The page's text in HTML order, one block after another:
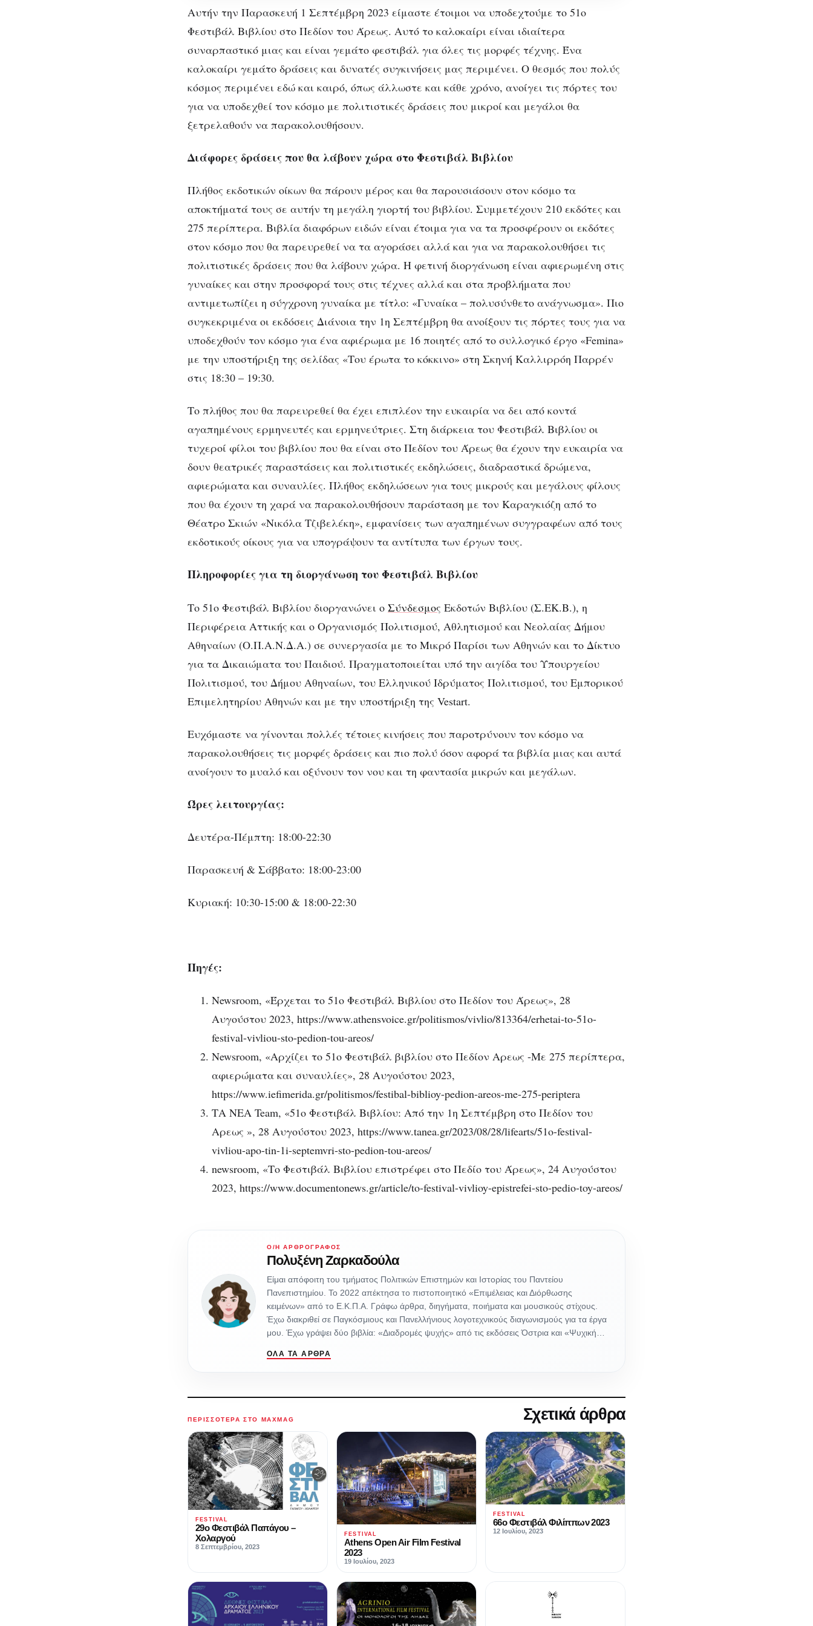
FESTIVAL ΠΟΛΙΤΙΣΜΌΣ
51ο Φεστιβάλ Βιβλίου στο
Πεδίον του Άρεως
Πεδίον
του
Άρεως
Αυτήν την Παρασκευή 1 Σεπτέμβρη 2023 είμαστε έτοιμοι να υποδεχτούμε το 51ο
Φεστιβάλ Βιβλίου στο Πεδίον του Άρεως. Αυτό το καλοκαίρι είναι ιδιαίτερα
συναρπαστικό μιας και είναι γεμάτο φεστιβάλ για όλες τις μορφές τέχνης. Ένα
καλοκαίρι γεμάτο δράσεις και δυνατές συγκινήσεις μας περιμένει. Ο θεσμός που πολύς
κόσμος περιμένει εδώ και καιρό, όπως άλλωστε και κάθε χρόνο, ανοίγει τις πόρτες του
για να υποδεχθεί τον κόσμο με πολιτιστικές δράσεις που μικροί και μεγάλοι θα
ξετρελαθούν να παρακολουθήσουν.
Διάφορες δράσεις που θα λάβουν χώρα στο Φεστιβάλ Βιβλίου
Πλήθος εκδοτικών οίκων θα πάρουν μέρος και θα παρουσιάσουν στον κόσμο τα
αποκτήματά τους σε αυτήν τη μεγάλη γιορτή του βιβλίου. Συμμετέχουν 210 εκδότες και
275 περίπτερα. Βιβλία διαφόρων ειδών είναι έτοιμα για να τα προσφέρουν οι εκδότες
στον κόσμο που θα παρευρεθεί να τα αγοράσει αλλά και για να παρακολουθήσει τις
πολιτιστικές δράσεις που θα λάβουν χώρα. Η φετινή διοργάνωση είναι αφιερωμένη στις
γυναίκες και στην προσφορά τους στις τέχνες αλλά και στα προβλήματα που
αντιμετωπίζει η σύγχρονη γυναίκα με τίτλο: «Γυναίκα – πολυσύνθετο ανάγνωσμα». Πιο
συγκεκριμένα οι εκδόσεις Διάνοια την 1η Σεπτέμβρη θα ανοίξουν τις πόρτες τους για να
υποδεχθούν τον κόσμο για ένα αφιέρωμα με 16 ποιητές από το συλλογικό έργο «Femina»
με την υποστήριξη της σελίδας «Του έρωτα το κόκκινο» στη Σκηνή Καλλιρρόη Παρρέν
στις 18:30 – 19:30.
Το πλήθος που θα παρευρεθεί θα έχει επιπλέον την ευκαιρία να δει από κοντά
αγαπημένους ερμηνευτές και ερμηνεύτριες. Στη διάρκεια του Φεστιβάλ Βιβλίου οι
τυχεροί φίλοι του βιβλίου που θα είναι στο Πεδίον του Άρεως θα έχουν την ευκαιρία να
δουν θεατρικές παραστάσεις και πολιτιστικές εκδηλώσεις, διαδραστικά δρώμενα,
αφιερώματα και συναυλίες. Πλήθος εκδηλώσεων για τους μικρούς και μεγάλους φίλους
που θα έχουν τη χαρά να παρακολουθήσουν παράσταση με τον Καραγκιόζη από το
Θέατρο Σκιών «Νικόλα Τζιβελέκη», εμφανίσεις των αγαπημένων συγγραφέων από τους
εκδοτικούς οίκους για να υπογράψουν τα αντίτυπα των έργων τους.
Πληροφορίες για τη διοργάνωση του Φεστιβάλ Βιβλίου
Το 51ο Φεστιβάλ Βιβλίου διοργανώνει ο Σύνδεσμος Εκδοτών Βιβλίου (Σ.ΕΚ.Β.), η
Περιφέρεια Αττικής και ο Οργανισμός Πολιτισμού, Αθλητισμού και Νεολαίας Δήμου
Αθηναίων (Ο.Π.Α.Ν.Δ.Α.) σε συνεργασία με το Μικρό Παρίσι των Αθηνών και το Δίκτυο
για τα Δικαιώματα του Παιδιού. Πραγματοποιείται υπό την αιγίδα του Υπουργείου
Πολιτισμού, του Δήμου Αθηναίων, του Ελληνικού Ιδρύματος Πολιτισμού, του Εμπορικού
Επιμελητηρίου Αθηνών και με την υποστήριξη της Vestart.
Ευχόμαστε να γίνονται πολλές τέτοιες κινήσεις που παροτρύνουν τον κόσμο να
παρακολουθήσεις τις μορφές δράσεις και πιο πολύ όσον αφορά τα βιβλία μιας και αυτά
ανοίγουν το μυαλό και οξύνουν τον νου και τη φαντασία μικρών και μεγάλων.
Ώρες λειτουργίας:
Δευτέρα-Πέμπτη: 18:00-22:30
Παρασκευή & Σάββατο: 18:00-23:00
Κυριακή: 10:30-15:00 & 18:00-22:30
Πηγές:
Newsroom, «Έρχεται το 51o Φεστιβάλ Βιβλίου στο Πεδίον του Άρεως», 28
Αυγούστου 2023, https://www.athensvoice.gr/politismos/vivlio/813364/erhetai-to-51o-
festival-vivliou-sto-pedion-tou-areos/
Newsroom, «Αρχίζει το 51ο Φεστιβάλ βιβλίου στο Πεδίον Αρεως -Με 275 περίπτερα,
αφιερώματα και συναυλίες», 28 Αυγούστου 2023,
https://www.iefimerida.gr/politismos/festibal-biblioy-pedion-areos-me-275-periptera
ΤΑ ΝΕΑ Team, «51ο Φεστιβάλ Βιβλίου: Από την 1η Σεπτέμβρη στο Πεδίον του
Αρεως », 28 Αυγούστου 2023, https://www.tanea.gr/2023/08/28/lifearts/51o-festival-
vivliou-apo-tin-1i-septemvri-sto-pedion-tou-areos/
newsroom, «Το Φεστιβάλ Βιβλίου επιστρέφει στο Πεδίο του Άρεως», 24 Αυγούστου
2023, https://www.documentonews.gr/article/to-festival-vivlioy-epistrefei-sto-pedio-toy-areos/
Ο/Η ΑΡΘΡΟΓΡΆΦΟΣ
Πολυξένη Ζαρκαδούλα
Είμαι απόφοιτη του τμήματος Πολιτικών Επιστημών και Ιστορίας του Παντείου
Πανεπιστημίου. Το 2022 απέκτησα το πιστοποιητικό «Επιμέλειας και Διόρθωσης
κειμένων» από το Ε.Κ.Π.Α. Γράφω άρθρα, διηγήματα, ποιήματα και μουσικούς στίχους.
Έχω διακριθεί σε Παγκόσμιους και Πανελλήνιους λογοτεχνικούς διαγωνισμούς για τα έργα
μου. Έχω γράψει δύο βιβλία: «Διαδρομές ψυχής» από τις εκδόσεις Όστρια και «Ψυχική…
ΌΛΑ ΤΑ ΆΡΘΡΑ
ΠΕΡΙΣΣΌΤΕΡΑ ΣΤΟ MAXMAG Σχετικά άρθρα
FESTIVAL
29ο Φεστιβάλ Παπάγου –
Χολαργού
8 Σεπτεμβρίου, 2023
FESTIVAL
Athens Open Air Film Festival
2023
19 Ιουλίου, 2023
FESTIVAL
66ο Φεστιβάλ Φιλίππων 2023
12 Ιουλίου, 2023